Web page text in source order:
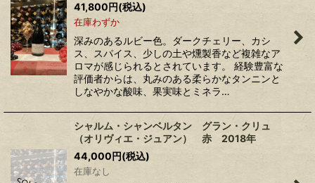
41,800円(税込)
在庫わずか
深みのあるルビー色。ダークチェリー、カシ
ス、スパイス、少しの土や燻製香など複雑なア
ロマが感じられるとされています。 経験豊富な
評価者からは、丸みのある柔らかなタンニンと
しなやかな酸味、果実味とミネラ…
シャルム・シャンベルタン グラン・クリュ
（オリヴィエ・ジュアン） 赤 2018年
44,000円(税込)
在庫なし